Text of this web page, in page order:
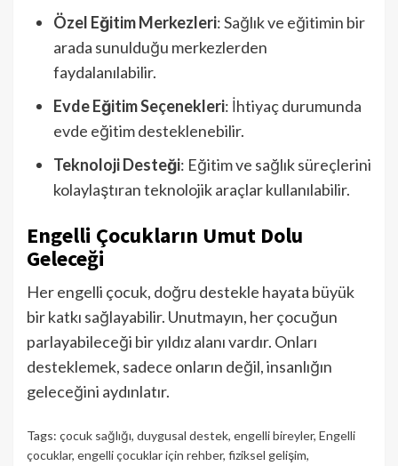
Özel Eğitim Merkezleri: Sağlık ve eğitimin bir
arada sunulduğu merkezlerden
faydalanılabilir.
Evde Eğitim Seçenekleri: İhtiyaç durumunda
evde eğitim desteklenebilir.
Teknoloji Desteği: Eğitim ve sağlık süreçlerini
kolaylaştıran teknolojik araçlar kullanılabilir.
Engelli Çocukların Umut Dolu
Geleceği
Her engelli çocuk, doğru destekle hayata büyük
bir katkı sağlayabilir. Unutmayın, her çocuğun
parlayabileceği bir yıldız alanı vardır. Onları
desteklemek, sadece onların değil, insanlığın
geleceğini aydınlatır.
Tags: çocuk sağlığı, duygusal destek, engelli bireyler, Engelli
çocuklar, engelli çocuklar için rehber, fiziksel gelişim,